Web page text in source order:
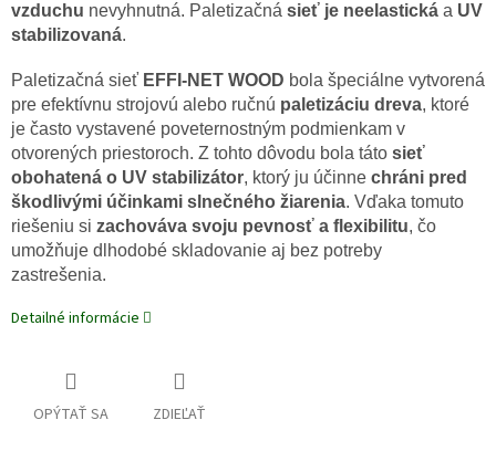
vzduchu nevyhnutná. Paletizačná sieť je neelastická a UV
stabilizovaná.
Paletizačná sieť EFFI ‑NET WOOD bola špeciálne vytvorená
pre efektívnu strojovú alebo ručnú paletizáciu dreva, ktoré
je často vystavené poveternostným podmienkam v
otvorených priestoroch. Z tohto dôvodu bola táto sieť
obohatená o UV stabilizátor, ktorý ju účinne chráni pred
škodlivými účinkami slnečného žiarenia. Vďaka tomuto
riešeniu si zachováva svoju pevnosť a flexibilitu, čo
umožňuje dlhodobé skladovanie aj bez potreby
zastrešenia.
Detailné informácie
OPÝTAŤ SA ZDIEĽAŤ